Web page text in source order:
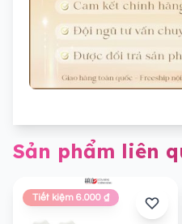
Sản phẩm liên
Tiết kiệm 6.000 ₫